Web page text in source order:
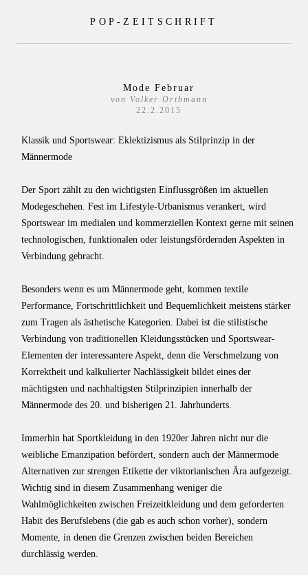
POP-ZEITSCHRIFT
Mode Februar
von Volker Orthmann
22.2.2015
Klassik und Sportswear: Eklektizismus als Stilprinzip in der
Männermode­­­­
Der Sport zählt zu den wichtigsten Einflussgrößen im aktuellen
Modegeschehen. Fest im Lifestyle-Urbanismus verankert, wird
Sportswear im medialen und kommerziellen Kontext gerne mit seinen
technologischen, funktionalen oder leistungsfördernden Aspekten in
Verbindung gebracht.
Besonders wenn es um Männermode geht, kommen textile
Performance, Fortschrittlichkeit und Bequemlichkeit meistens stärker
zum Tragen als ästhetische Kategorien. Dabei ist die stilistische
Verbindung von traditionellen Kleidungsstücken und Sportswear-
Elementen der interessantere Aspekt, denn die Verschmelzung von
Korrektheit und kalkulierter Nachlässigkeit bildet eines der
mächtigsten und nachhaltigsten Stilprinzipien innerhalb der
Männermode des 20. und bisherigen 21. Jahrhunderts.
Immerhin hat Sportkleidung in den 1920er Jahren nicht nur die
weibliche Emanzipation befördert, sondern auch der Männermode
Alternativen zur strengen Etikette der viktorianischen Ära aufgezeigt.
Wichtig sind in diesem Zusammenhang weniger die
Wahlmöglichkeiten zwischen Freizeitkleidung und dem geforderten
Habit des Berufslebens (die gab es auch schon vorher), sondern
Momente, in denen die Grenzen zwischen beiden Bereichen
durchlässig werden.